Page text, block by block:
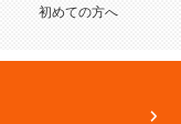
初めての方へ